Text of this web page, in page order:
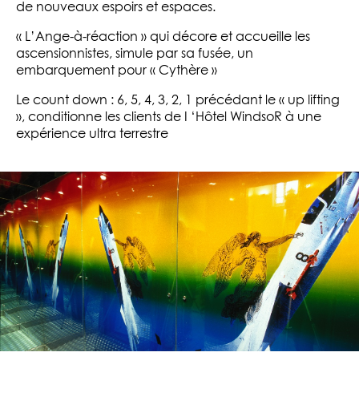
de nouveaux espoirs et espaces.
« L’Ange-à-réaction » qui décore et accueille les
ascensionnistes, simule par sa fusée, un
embarquement pour « Cythère »
Le count down : 6, 5, 4, 3, 2, 1 précédant le « up lifting
», conditionne les clients de I ‘Hôtel WindsoR à une
expérience ultra terrestre